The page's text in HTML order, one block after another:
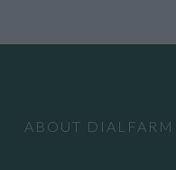
ABOUT DIALFARM